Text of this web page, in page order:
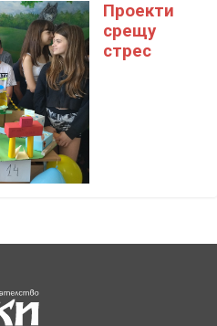
Проекти
срещу
стрес